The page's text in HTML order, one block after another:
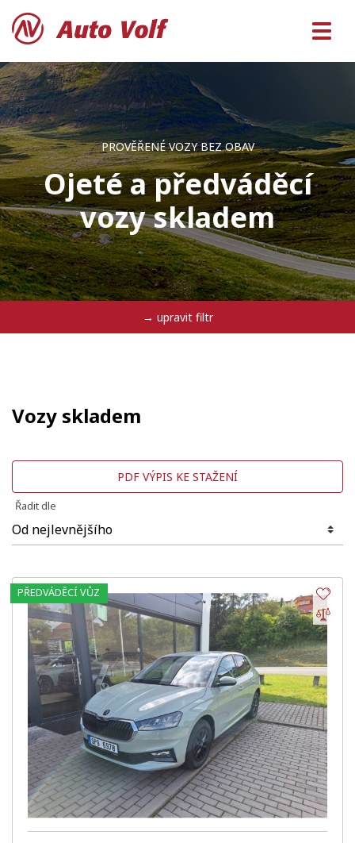
PROVĚŘENÉ VOZY BEZ OBAV
Ojeté a předváděcí
vozy skladem
→ upravit filtr
Vozy skladem
PDF VÝPIS KE STAŽENÍ
Řadit dle
PŘEDVÁDĚCÍ VŮZ